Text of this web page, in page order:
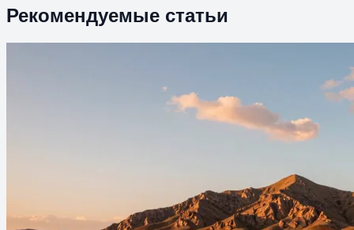
Рекомендуемые статьи